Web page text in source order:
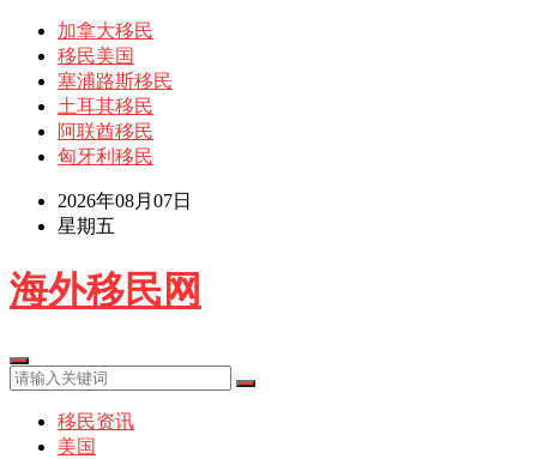
加拿大移民
移民美国
塞浦路斯移民
土耳其移民
阿联酋移民
匈牙利移民
2026年08月07日
星期五
海外移民网
移民资讯
美国